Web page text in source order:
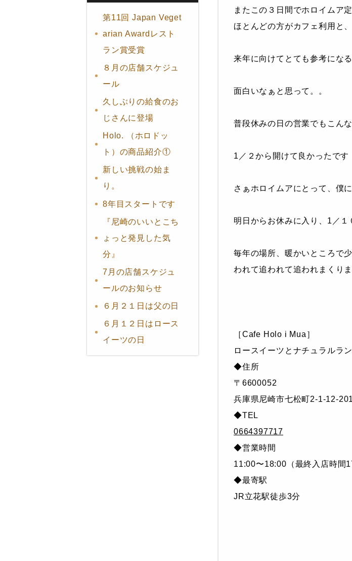
第11回 Japan Veget
arian Awardレスト
ラン賞受賞
８月の店舗スケジュ
ール
久しぶりの給食のお
じさんに登場
Holo. （ホロドッ
ト）の商品紹介①
新しい挑戦の始ま
り。
8年目スタートです
『尼崎のいいとこち
ょっと発見した気
分』
7月の店舗スケジュ
ールのお知らせ
６月２１日は父の日
６月１２日はロース
イーツの日
またこの３日間でホロイムア
ほとんどの方がカフェ利用と、
来年に向けてとても参考になる
面白いなぁと思って。。
普段休みの日の営業でもこん
1／２から開けて良かったです
さぁホロイムアにとって、僕
明日からお休みに入り、1／１
毎年の場所、暖かいところで
われて追われて追われまくりま
［Cafe Holo i Mua］
ロースイーツとナチュラルラ
◆住所
〒6600052
兵庫県尼崎市七松町2-1-12-201
◆TEL
0664397717
◆営業時間
11:00〜18:00（最終入店時間
◆最寄駅
JR立花駅徒歩3分